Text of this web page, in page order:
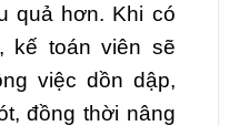
quả hơn. Khi có
kế toán viên sẽ
việc dồn dập,
đồng thời nâng